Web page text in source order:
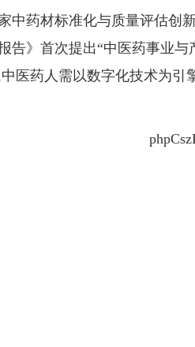
中药材标准化与质量评估创
告》首次提出“中医药事业
医药人需以数字化技术为